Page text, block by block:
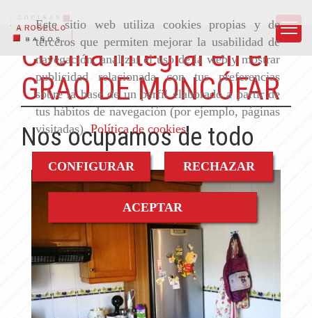
Este sitio web utiliza cookies propias y de
terceros que permiten mejorar la usabilidad de
navegación, analizar el uso de la web y mostrar
publicidad relacionada con tus preferencias
sobre la base de un perfil elaborado a partir de
tus hábitos de navegación (por ejemplo, páginas
visitadas).Política de cookies.
CONFIGURAR RECHAZAR
ACEPTAR
Cocina Integral en el
GRAO DE MONCÓFAR
Nos ocupamos de todo